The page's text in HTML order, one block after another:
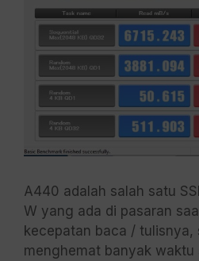
A440 adalah salah satu
W yang ada di pasaran
kecepatan baca / tulisnya,
menghemat banyak waktu